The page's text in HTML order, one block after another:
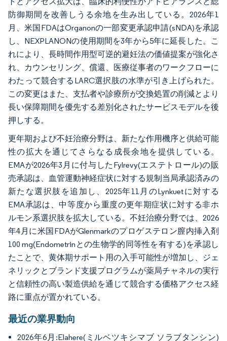
防御期間を改善しうる余地を生み出している。2026年1
月、米国FDAはOrganonの一部変更承認申請(sNDA)を承認
し、NEXPLANONの使用期間を3年から5年に延長した。こ
れにより、長時間作用型可逆的避妊法の価値提案が強化さ
れ、カウンセリング、償還、医療従事者のワークフローに
わたって競合するLARC選択肢の水準が引き上げられた。
この変更はまた、支払者や診療所が交換処置の削減とより
長い保障期間を優先する差別化されたサービスモデルを後
押しする。
更年期および不妊治療分野は、新たな作用機序と供給可能
性の拡大を通じてさらなる成長余地を提供している。
EMAが2026年3月に付与したFylrevy(エステトロール)の販
売承認は、血管運動神経症状に対する規制当局承認済みの
新たな選択肢を追加し、2025年11月のLynkuetに対する
EMA承認は、中等度から重度の更年期症状に対する非ホ
ルモン系選択肢を拡大している。不妊治療分野では、2026
年4月に米国FDAがGlenmarkのプロゲステロン膣内挿入剤
100 mg(Endometrinとの生物学的同等性を有する)を承認し
たことで、黄体期サポート用の入手可能性が増加し、ジェ
ネリックとブランド支援プログラムが薬局チャネルの実行
と信頼性の高い製造供給を通じて競合する価格アクセス経
路に重点が置かれている。
最近の業界動向
2026年6月:Elahere(ミルベツキシマブ ソラブタンシン)